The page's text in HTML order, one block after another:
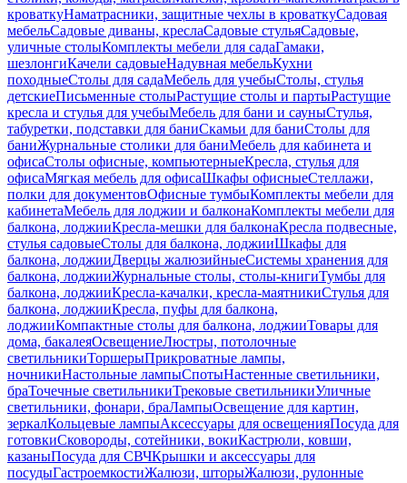
кроваткуНаматрасники, защитные чехлы в кроваткуСадовая
мебельСадовые диваны, креслаСадовые стульяСадовые,
уличные столыКомплекты мебели для садаГамаки,
шезлонгиКачели садовыеНадувная мебельКухни
походныеСтолы для садаМебель для учебыСтолы, стулья
детскиеПисьменные столыРастущие столы и партыРастущие
кресла и стулья для учебыМебель для бани и сауныСтулья,
табуретки, подставки для баниСкамьи для баниСтолы для
баниЖурнальные столики для баниМебель для кабинета и
офисаСтолы офисные, компьютерныеКресла, стулья для
офисаМягкая мебель для офисаШкафы офисныеСтеллажи,
полки для документовОфисные тумбыКомплекты мебели для
кабинетаМебель для лоджии и балконаКомплекты мебели для
балкона, лоджииКресла-мешки для балконаКресла подвесные,
стулья садовыеСтолы для балкона, лоджииШкафы для
балкона, лоджииДверцы жалюзийныеСистемы хранения для
балкона, лоджииЖурнальные столы, столы-книгиТумбы для
балкона, лоджииКресла-качалки, кресла-маятникиСтулья для
балкона, лоджииКресла, пуфы для балкона,
лоджииКомпактные столы для балкона, лоджииТовары для
дома, бакалеяОсвещениеЛюстры, потолочные
светильникиТоршерыПрикроватные лампы,
ночникиНастольные лампыСпотыНастенные светильники,
браТочечные светильникиТрековые светильникиУличные
светильники, фонари, браЛампыОсвещение для картин,
зеркалКольцевые лампыАксессуары для освещенияПосуда для
готовкиСковороды, сотейники, вокиКастрюли, ковши,
казаныПосуда для СВЧКрышки и аксессуары для
посудыГастроемкостиЖалюзи, шторыЖалюзи, рулонные